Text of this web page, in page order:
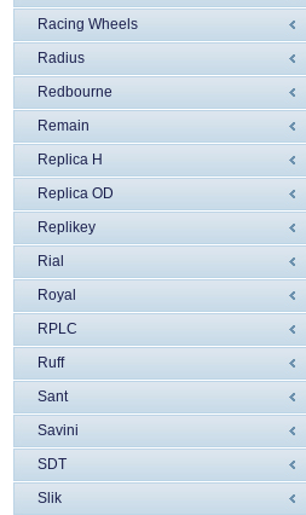
Racing Wheels
Radius
Redbourne
Remain
Replica H
Replica OD
Replikey
Rial
Royal
RPLC
Ruff
Sant
Savini
SDT
Slik